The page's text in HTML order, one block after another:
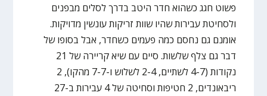
פשוט חגג כשהוא חדר היטב בדרך לסלים מבפנים
ולסחיטת עבירות שהיו שוות זריקות עונשין מדויקות.
אומנם גם נחסם כמה פעמים כשחדר, אבל בסופו של
דבר גם צלף שלשות. סיים עם שיא קריירה של 21
נקודות (4-7 לשתיים, 2-4 לשלוש ו-7-7 מהקו), 2
ריבאונדים, 2 חטיפות וסחיטה של 4 עבירות ב-27